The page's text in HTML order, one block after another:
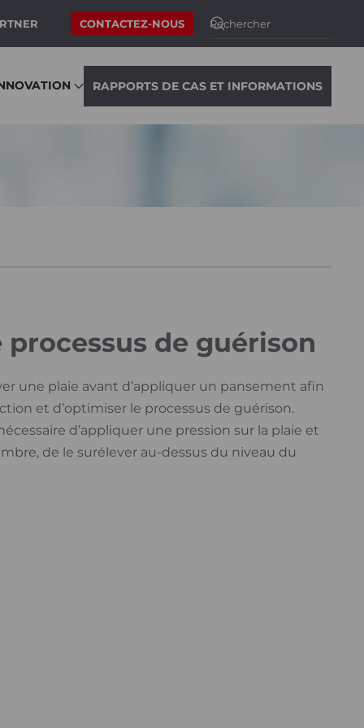
CONTACTEZ-NOUS
RAPPORTS DE CAS ET INFORMATIONS
de guérison
une plaie avant d’appliquer un pansement afin
et d’optimiser le processus de guérison.
d’appliquer une pression sur la plaie et
de le surélever au-dessus du niveau du